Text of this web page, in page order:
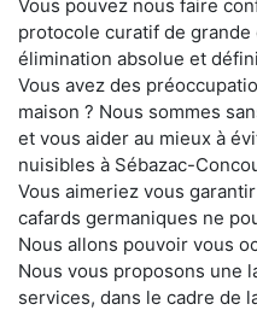
Vous pouvez nous faire
protocole curatif de
élimination absolue et
Vous avez des
maison ? Nous sommes
et vous aider au mieux à
nuisibles à Sébazac-
Vous aimeriez vous
cafards germaniques ne
Nous allons pouvoir vous
Nous vous proposons une
services, dans le cadre de